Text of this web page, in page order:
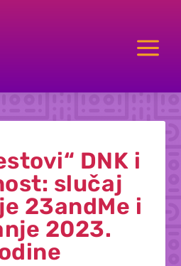
a
DNK i
slučaj
23andMe i
2023.